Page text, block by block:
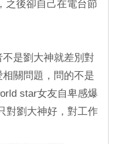
之後卻自己在電台節
是劉大神就差別對
關問題，問的不是
star女友自卑感爆
對劉大神好，對工作